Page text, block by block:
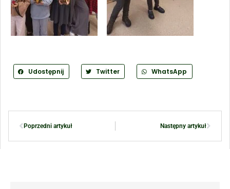
Udostępnij Twitter WhatsApp
Poprzedni artykuł Następny artykuł